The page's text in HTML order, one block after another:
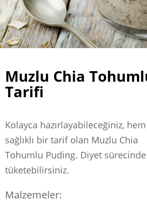
Muzlu Chia
Tarifi
Kolayca hazırlayabileceğiniz,
sağlıklı bir tarif olan Muzlu Chia
Tohumlu Puding. Diyet sürecinde
tüketebilirsiniz.
Malzemeler: